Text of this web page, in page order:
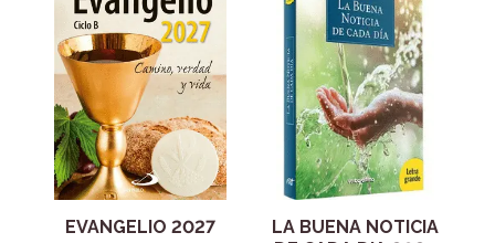
EVANGELIO 2027
LA BUENA NOTICIA